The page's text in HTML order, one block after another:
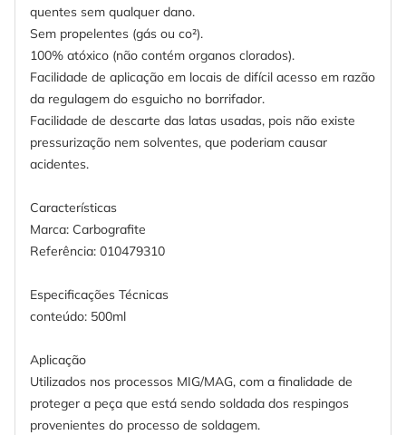
quentes sem qualquer dano.
Sem propelentes (gás ou co²).
100% atóxico (não contém organos clorados).
Facilidade de aplicação em locais de difícil acesso em razão
da regulagem do esguicho no borrifador.
Facilidade de descarte das latas usadas, pois não existe
pressurização nem solventes, que poderiam causar
acidentes.
Características
Marca: Carbografite
Referência: 010479310
Especificações Técnicas
conteúdo: 500ml
Aplicação
Utilizados nos processos MIG/MAG, com a finalidade de
proteger a peça que está sendo soldada dos respingos
provenientes do processo de soldagem.